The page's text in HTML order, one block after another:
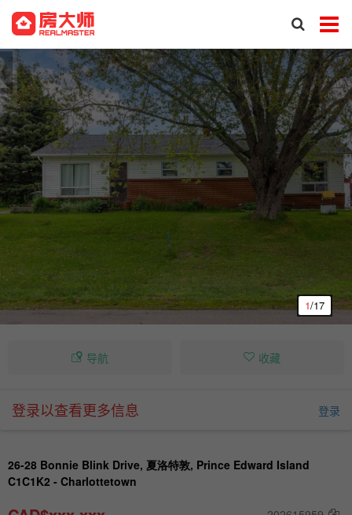
1/17
导航 收藏
登录以查看更多信息 登录